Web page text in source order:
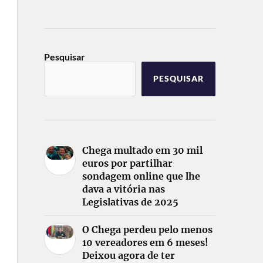
Pesquisar
PESQUISAR
Chega multado em 30 mil
euros por partilhar
sondagem online que lhe
dava a vitória nas
Legislativas de 2025
O Chega perdeu pelo menos
10 vereadores em 6 meses!
Deixou agora de ter